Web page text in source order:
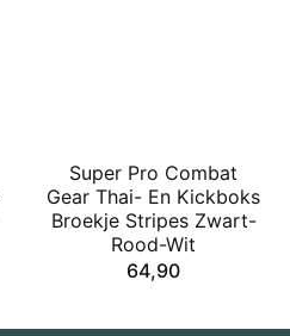
Super Pro Combat
Gear Thai- En Kickboks
Broekje Stripes Zwart-
Rood-Wit
64,90